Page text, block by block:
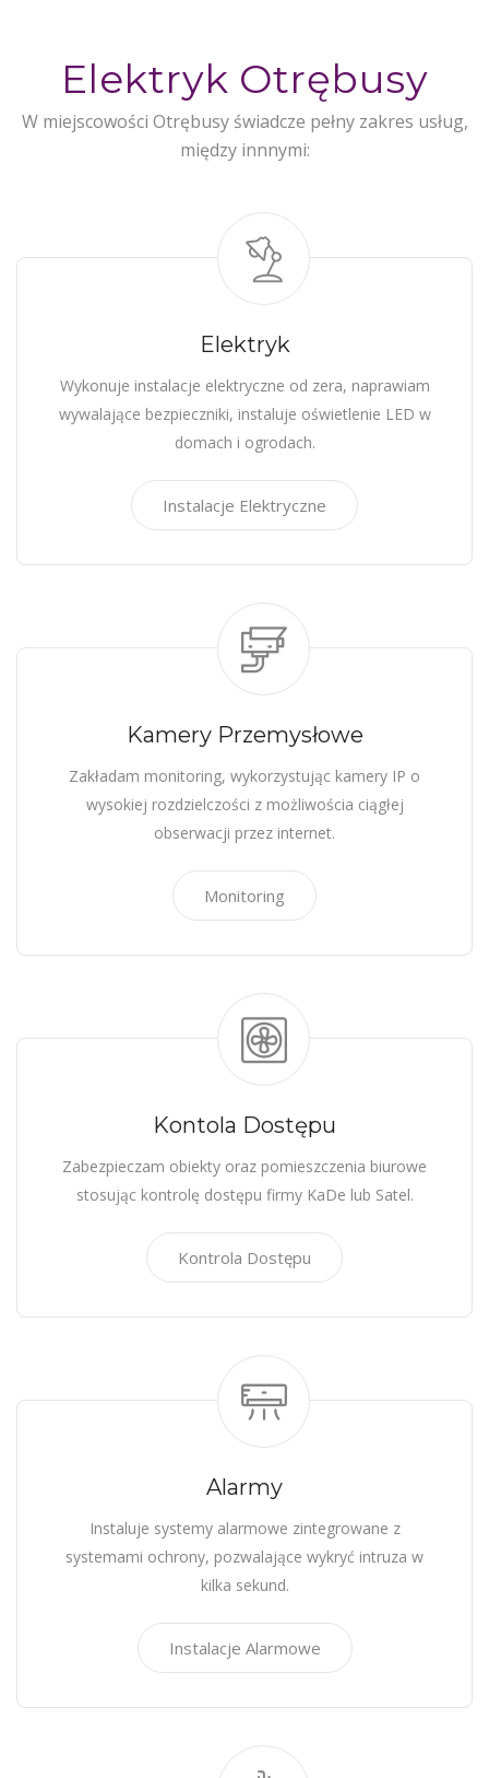
Elektryk Otrębusy
W miejscowości Otrębusy świadcze pełny zakres usług,
między innnymi:
Elektryk
Wykonuje instalacje elektryczne od zera, naprawiam
wywalające bezpieczniki, instaluje oświetlenie LED w
domach i ogrodach.
Instalacje Elektryczne
Kamery Przemysłowe
Zakładam monitoring, wykorzystując kamery IP o
wysokiej rozdzielczości z możliwościa ciągłej
obserwacji przez internet.
Monitoring
Kontola Dostępu
Zabezpieczam obiekty oraz pomieszczenia biurowe
stosując kontrolę dostępu firmy KaDe lub Satel.
Kontrola Dostępu
Alarmy
Instaluje systemy alarmowe zintegrowane z
systemami ochrony, pozwalające wykryć intruza w
kilka sekund.
Instalacje Alarmowe